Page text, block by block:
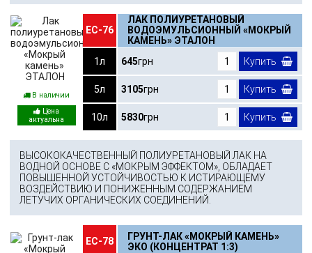
В наличии
ЕС-76
ЛАК ПОЛИУРЕТАНОВЫЙ
ВОДОЭМУЛЬСИОННЫЙ «МОКРЫЙ
КАМЕНЬ» ЭТАЛОН
1л
645грн Купить
5л 3105грн Купить
10л 5830грн Купить
ВЫСОКОКАЧЕСТВЕННЫЙ ПОЛИУРЕТАНОВЫЙ ЛАК НА
ВОДНОЙ ОСНОВЕ С «МОКРЫМ ЭФФЕКТОМ», ОБЛАДАЕТ
ПОВЫШЕННОЙ УСТОЙЧИВОСТЬЮ К ИСТИРАЮЩЕМУ
ВОЗДЕЙСТВИЮ И ПОНИЖЕННЫМ СОДЕРЖАНИЕМ
ЛЕТУЧИХ ОРГАНИЧЕСКИХ СОЕДИНЕНИЙ.
ЕС-78
ГРУНТ-ЛАК «МОКРЫЙ КАМЕНЬ»
ЭКО (КОНЦЕНТРАТ 1:3)